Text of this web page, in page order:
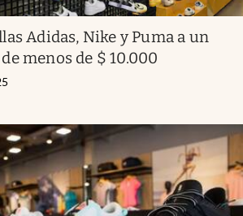
Adidas, Nike y Puma a un
menos de $ 10.000